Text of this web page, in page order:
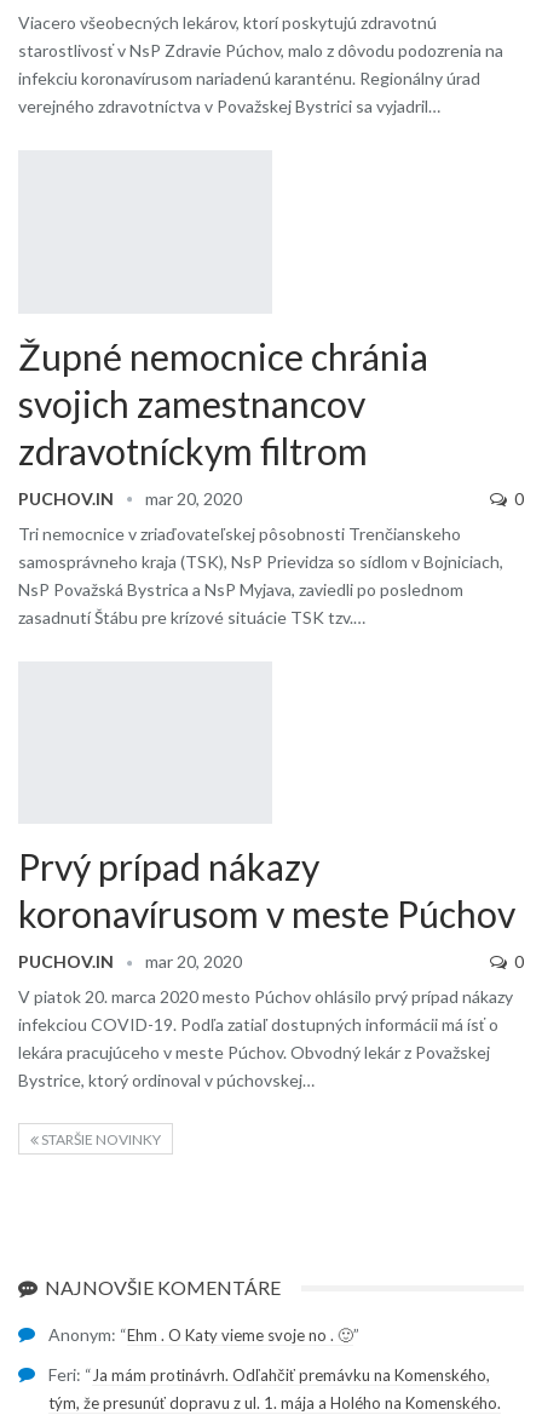
Viacero všeobecných lekárov, ktorí poskytujú zdravotnú
starostlivosť v NsP Zdravie Púchov, malo z dôvodu podozrenia na
infekciu koronavírusom nariadenú karanténu. Regionálny úrad
verejného zdravotníctva v Považskej Bystrici sa vyjadril…
Župné nemocnice chránia
svojich zamestnancov
zdravotníckym filtrom
PUCHOV.IN mar 20, 2020
0
Tri nemocnice v zriaďovateľskej pôsobnosti Trenčianskeho
samosprávneho kraja (TSK), NsP Prievidza so sídlom v Bojniciach,
NsP Považská Bystrica a NsP Myjava, zaviedli po poslednom
zasadnutí Štábu pre krízové situácie TSK tzv.…
Prvý prípad nákazy
koronavírusom v meste Púchov
PUCHOV.IN mar 20, 2020
0
V piatok 20. marca 2020 mesto Púchov ohlásilo prvý prípad nákazy
infekciou COVID-19. Podľa zatiaľ dostupných informácii má ísť o
lekára pracujúceho v meste Púchov. Obvodný lekár z Považskej
Bystrice, ktorý ordinoval v púchovskej…
STARŠIE NOVINKY
NAJNOVŠIE KOMENTÁRE
Anonym: “Ehm . O Katy vieme svoje no . 🙂”
Feri: “Ja mám protinávrh. Odľahčiť premávku na Komenského,
tým, že presunúť dopravu z ul. 1. mája a Holého na Komenského.